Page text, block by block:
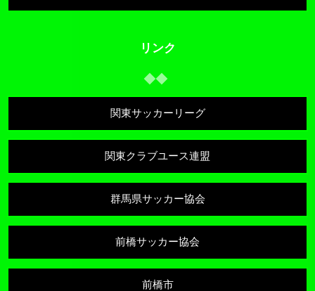
リンク
関東サッカーリーグ
関東クラブユース連盟
群馬県サッカー協会
前橋サッカー協会
前橋市